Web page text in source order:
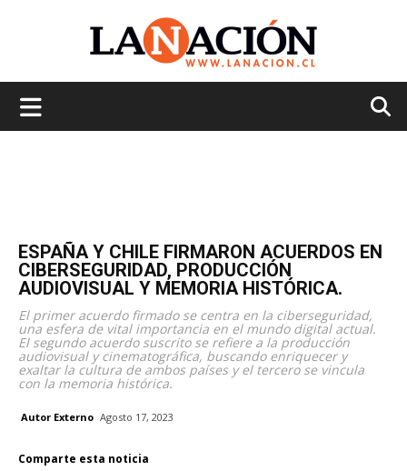
ESPAÑA Y CHILE FIRMARON ACUERDOS EN
CIBERSEGURIDAD, PRODUCCIÓN
AUDIOVISUAL Y MEMORIA HISTÓRICA.
El primer acuerdo firmado se centra en la ciberseguridad,
una esfera de vital importancia en el mundo digital actual.
El segundo acuerdo suscrito se refiere a la producción
audiovisual y cinematográfica, buscando enriquecer y
exaltar la cultura de ambos países y el tercero se vincula
con la memoria histórica.
Autor Externo Agosto 17, 2023
Comparte esta noticia